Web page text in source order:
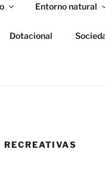
Entorno natural
Dotacional
RECREATIVAS